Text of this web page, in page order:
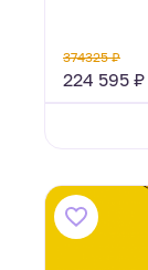
374325 ₽
224 595 ₽